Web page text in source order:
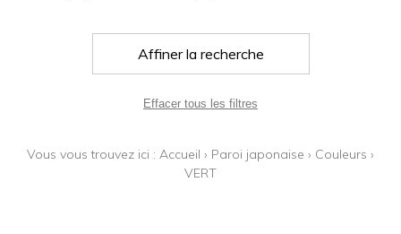
Affiner la recherche
Effacer tous les filtres
Vous vous trouvez ici : Accueil › Paroi japonaise › Couleurs ›
VERT